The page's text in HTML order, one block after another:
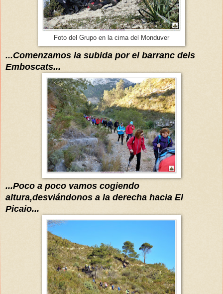
Foto del Grupo en la cima del Monduver
...Comenzamos la subida por el barranc dels
Emboscats...
...Poco a poco vamos cogiendo
altura,desviándonos a la derecha hacia El
Picaio...